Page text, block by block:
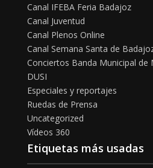
Canal IFEBA Feria Badajoz
Canal Juventud
Canal Plenos Online
Canal Semana Santa de
Conciertos Banda Municipal de
DUSI
Especiales y reportajes
Ruedas de Prensa
Uncategorized
Vídeos 360
Etiquetas más usadas